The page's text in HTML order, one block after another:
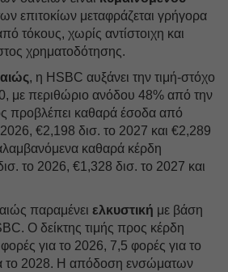
επιτοκίων μεταφράζεται γρήγορα
τόκους, χωρίς αντίστοιχη και
χρηματοδότησης.
, η HSBC αυξάνει την τιμή-στόχο
με περιθώριο ανόδου 48% από την
προβλέπει καθαρά έσοδα από
€2,198 δισ. το 2027 και €2,289
καθαρά κέρδη
το 2026, €1,328 δισ. το 2027 και
παραμένει ελκυστική με βάση
Ο δείκτης τιμής προς κέρδη
για το 2026, 7,5 φορές για το
το 2028. Η απόδοση ενσώματων